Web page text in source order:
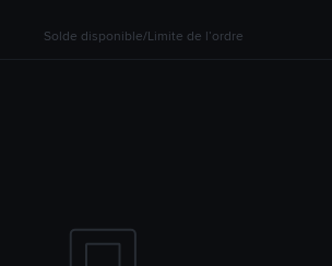
Solde disponible/Limite de l’ordre